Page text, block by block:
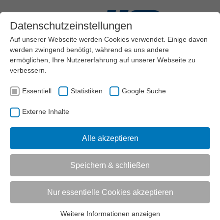
VEREINSMANAGEMENT
Vorlesen
Informationen zum Readspeaker öffnen
Materialbedarf planen
Datenschutzeinstellungen
Auf unserer Webseite werden Cookies verwendet. Einige davon
werden zwingend benötigt, während es uns andere
ermöglichen, Ihre Nutzererfahrung auf unserer Webseite zu
verbessern.
Essentiell Statistiken Google Suche
Externe Inhalte
Alle akzeptieren
Speichern & schließen
Nur essentielle Cookies akzeptieren
Weitere Informationen anzeigen